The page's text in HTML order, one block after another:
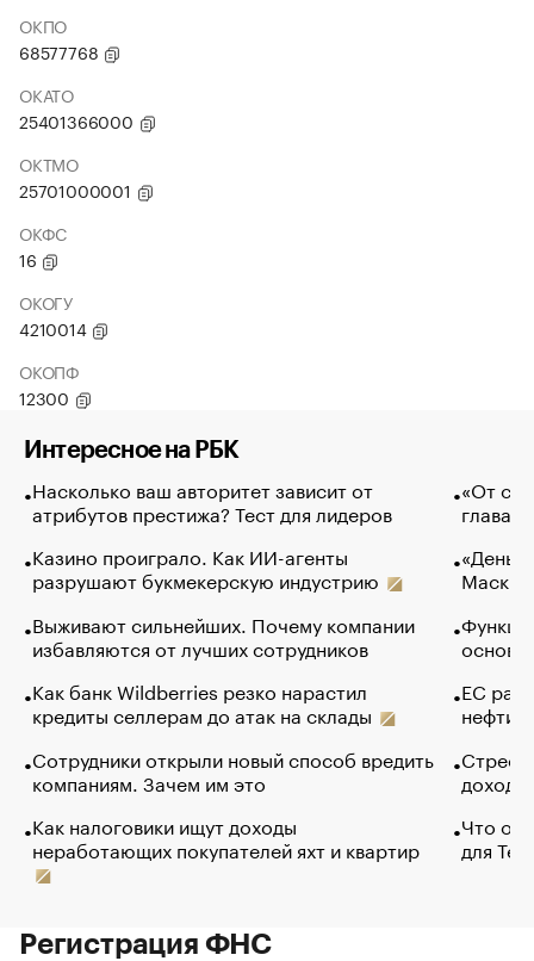
ОКПО
68577768
ОКАТО
25401366000
ОКТМО
25701000001
ОКФС
16
ОКОГУ
4210014
ОКОПФ
12300
Интересное на РБК
Насколько ваш авторитет зависит от
атрибутов престижа? Тест для лидеров
Казино проиграло. Как ИИ-агенты
разрушают букмекерскую индустрию
Выживают сильнейших. Почему компании
избавляются от лучших сотрудников
Как банк Wildberries резко нарастил
кредиты селлерам до атак на склады
Сотрудники открыли новый способ вредить
компаниям. Зачем им это
Как налоговики ищут доходы
неработающих покупателей яхт и квартир
«От
глава
Маск в
основ
ЕС
нефти
Что
для
Регистрация ФНС